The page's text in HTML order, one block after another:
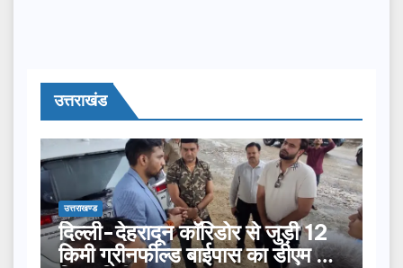
उत्तराखंड
उत्तराखण्ड
दिल्ली-देहरादून कॉरिडोर से जुड़ी 12
किमी ग्रीनफील्ड बाईपास का डीएम ने